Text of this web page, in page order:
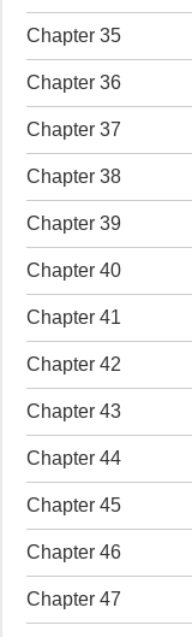
Chapter 35
Chapter 36
Chapter 37
Chapter 38
Chapter 39
Chapter 40
Chapter 41
Chapter 42
Chapter 43
Chapter 44
Chapter 45
Chapter 46
Chapter 47